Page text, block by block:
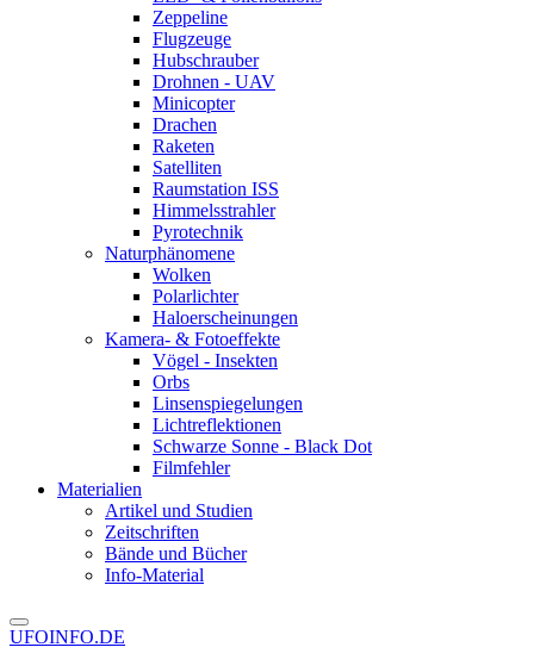
Zeppeline
Flugzeuge
Hubschrauber
Drohnen - UAV
Minicopter
Drachen
Raketen
Satelliten
Raumstation ISS
Himmelsstrahler
Pyrotechnik
Naturphänomene
Wolken
Polarlichter
Haloerscheinungen
Kamera- & Fotoeffekte
Vögel - Insekten
Orbs
Linsenspiegelungen
Lichtreflektionen
Schwarze Sonne - Black Dot
Filmfehler
Materialien
Artikel und Studien
Zeitschriften
Bände und Bücher
Info-Material
UFOINFO.DE